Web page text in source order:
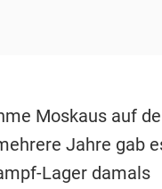
Moskaus auf
Jahre gab
Lager damals